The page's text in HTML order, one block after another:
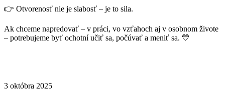
👉 Otvorenosť nie je slabosť – je to sila.
Ak chceme napredovať – v práci, vo vzťahoch aj v osobnom živote
– potrebujeme byť ochotní učiť sa, počúvať a meniť sa. 💛
3 októbra 2025